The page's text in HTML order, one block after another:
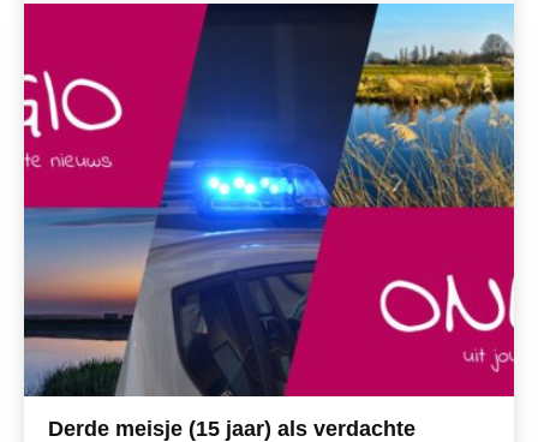
Derde meisje (15 jaar) als verdachte